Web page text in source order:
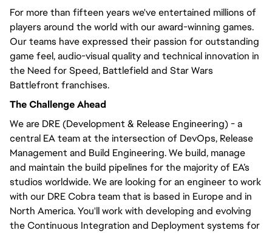
For more than fifteen years we've entertained millions of
players around the world with our award-winning games.
Our teams have expressed their passion for outstanding
game feel, audio-visual quality and technical innovation in
the Need for Speed, Battlefield and Star Wars
Battlefront franchises.
The Challenge Ahead
We are DRE (Development & Release Engineering) - a
central EA team at the intersection of DevOps, Release
Management and Build Engineering. We build, manage
and maintain the build pipelines for the majority of EA’s
studios worldwide. We are looking for an engineer to work
with our DRE Cobra team that is based in Europe and in
North America. You'll work with developing and evolving
the Continuous Integration and Deployment systems for